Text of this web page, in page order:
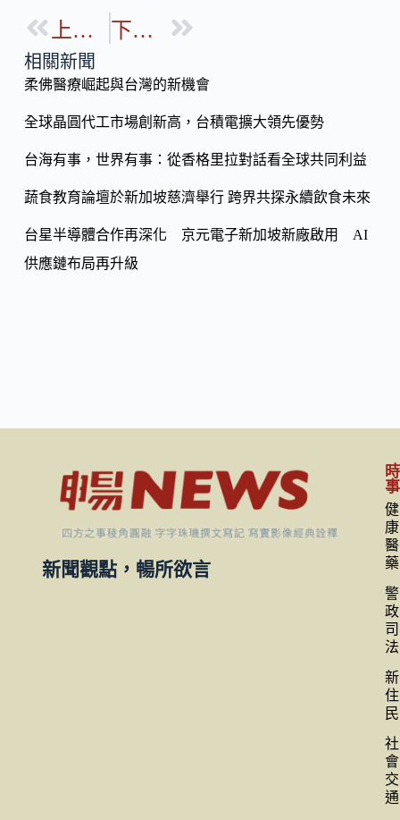
k
Li
n
k
柔佛醫療崛起與台灣的新機會
全球晶圓代工市場創新高，台積電擴大領先優勢
台海有事，世界有事：從香格里拉對話看全球共同利益
蔬食教育論壇於新加坡慈濟舉行 跨界共探永續飲食未來
台星半導體合作再深化 京元電子新加坡新廠啟用 AI
供應鏈布局再升級
新聞觀點，暢所欲言
時
事
健
康
醫
藥
警
政
司
法
新
住
民
社
會
交
通